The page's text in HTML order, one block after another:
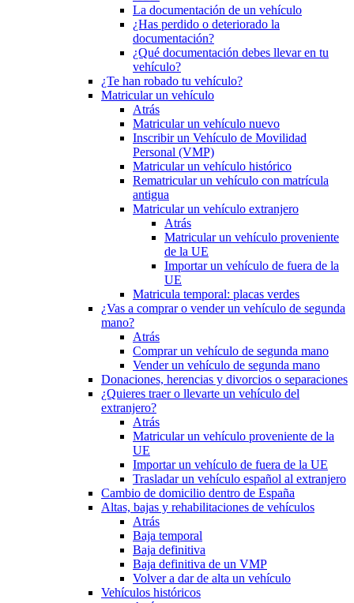
La documentación de un vehículo
¿Has perdido o deteriorado la
documentación?
¿Qué documentación debes llevar en tu
vehículo?
¿Te han robado tu vehículo?
Matricular un vehículo
Atrás
Matricular un vehículo nuevo
Inscribir un Vehículo de Movilidad
Personal (VMP)
Matricular un vehículo histórico
Rematricular un vehículo con matrícula
antigua
Matricular un vehículo extranjero
Atrás
Matricular un vehículo proveniente
de la UE
Importar un vehículo de fuera de la
UE
Matricula temporal: placas verdes
¿Vas a comprar o vender un vehículo de segunda
mano?
Atrás
Comprar un vehículo de segunda mano
Vender un vehículo de segunda mano
Donaciones, herencias y divorcios o separaciones
¿Quieres traer o llevarte un vehículo del
extranjero?
Atrás
Matricular un vehículo proveniente de la
UE
Importar un vehículo de fuera de la UE
Trasladar un vehículo español al extranjero
Cambio de domicilio dentro de España
Altas, bajas y rehabilitaciones de vehículos
Atrás
Baja temporal
Baja definitiva
Baja definitiva de un VMP
Volver a dar de alta un vehículo
Vehículos históricos